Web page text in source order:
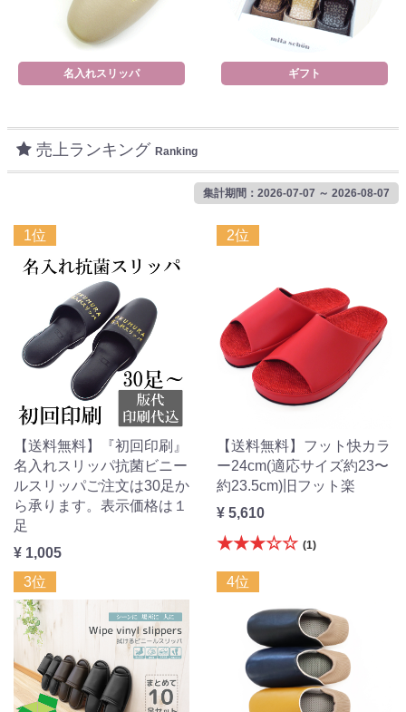
名入れスリッパ ギフト
売上ランキング Ranking
集計期間：2026-07-07 ～ 2026-08-07
1位
【送料無料】『初回印刷』
名入れスリッパ抗菌ビニー
ルスリッパご注文は30足か
ら承ります。表示価格は１
足
¥ 1,005
2位
【送料無料】フット快カラ
ー24cm(適応サイズ約23〜
約23.5cm)旧フット楽
¥ 5,610
★★★☆☆ (1)
3位 4位